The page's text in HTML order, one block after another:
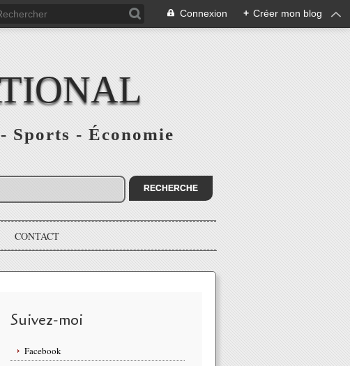
Connexion + Créer mon blog
- Économie
CONTACT
Suivez-moi
Facebook